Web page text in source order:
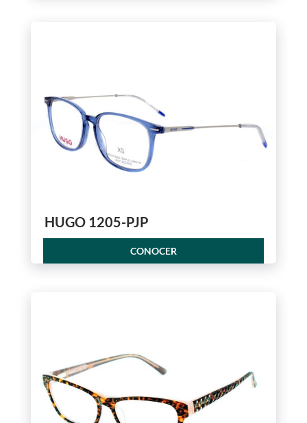
HUGO 1205-PJP
CONOCER